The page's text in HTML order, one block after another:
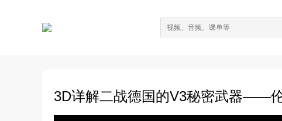
3D详解二战德国的V3秘密武器——